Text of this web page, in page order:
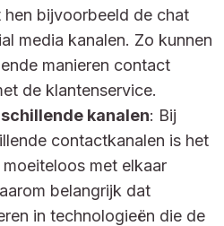
bijvoorbeeld de chat
media kanalen. Zo kunnen
manieren contact
de klantenservice.
kanalen: Bij
contactkanalen is het
met elkaar
belangrijk dat
in technologieën die de